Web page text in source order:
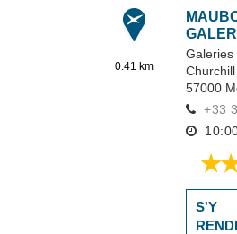
0.41 km
Galeries
Churchill
57000
+33
S'Y